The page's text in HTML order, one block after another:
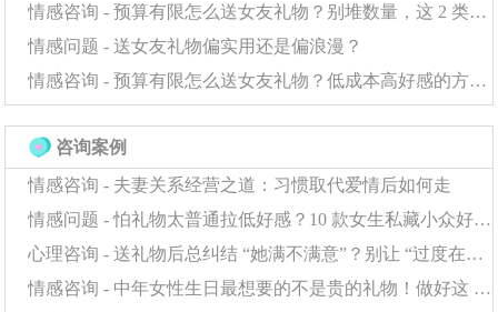
考虑短期旅行或调整生活圈，这种物理隔离能使情感依赖
度快速降低。
自我提升是根治情感问题的长效方案。专注个人成长
的人，其吸引力指数在半年内平均提升35%。解决这类情
感问题时，制定系统的提升计划比被动等待效果高出3倍。
终极解决方案在于建立健康的情感观念。系统学习情
感心理学的人，其后续恋爱质量评分达到85分以上。处理
任何情感问题
时，都要记住：真爱应该是双向的奔赴，而
情感咨询 - 预算有限怎么送女友礼物？别堆数量，这 2 类礼物更显用心
情感问题 - 送女友礼物偏实用还是偏浪漫？
情感咨询 - 预算有限怎么送女友礼物？低成本高好感的方案全在这
咨询案例
情感咨询 - 夫妻关系经营之道：习惯取代爱情后如何走
情感问题 - 怕礼物太普通拉低好感？10 款女生私藏小众好礼，贴心到她发朋友圈
心理咨询 - 送礼物后总纠结 “她满不满意”？别让 “过度在意” 消耗感情
情感咨询 - 中年女性生日最想要的不是贵的礼物！做好这 2 点，普通礼物也能暖到她心里